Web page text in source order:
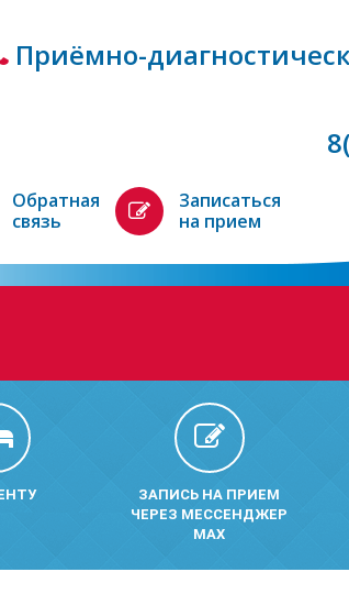
Приёмно-
Обратная
связь
Записаться
на прием
ЗАПИСЬ НА ПРИЕМ
ЧЕРЕЗ МЕССЕНДЖЕР
MAX